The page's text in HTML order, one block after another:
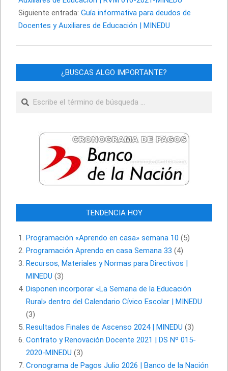
Siguiente entrada: Guía informativa para deudos de
Docentes y Auxiliares de Educación | MINEDU
¿BUSCAS ALGO IMPORTANTE?
Buscar
TENDENCIA HOY
Programación «Aprendo en casa» semana 10 (5)
Programación Aprendo en casa Semana 33 (4)
Recursos, Materiales y Normas para Directivos |
MINEDU (3)
Disponen incorporar «La Semana de la Educación
Rural» dentro del Calendario Cívico Escolar | MINEDU
(3)
Resultados Finales de Ascenso 2024 | MINEDU (3)
Contrato y Renovación Docente 2021 | DS Nº 015-
2020-MINEDU (3)
Cronograma de Pagos Julio 2026 | Banco de la Nación